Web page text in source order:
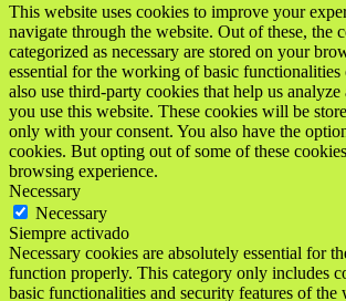
This website uses cookies to improve your
navigate through the website. Out of these, the
categorized as necessary are stored on your
essential for the working of basic functionalities
also use third-party cookies that help us
you use this website. These cookies will be
only with your consent. You also have the
cookies. But opting out of some of these
browsing experience.
Necessary
Necessary
Siempre activado
Necessary cookies are absolutely essential for
function properly. This category only includes
basic functionalities and security features of the